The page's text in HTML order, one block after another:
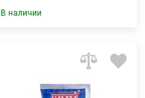
В наличии